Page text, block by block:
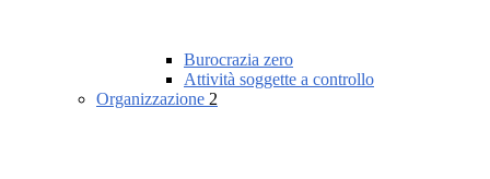
Burocrazia zero
Attività soggette a controllo
Organizzazione 2